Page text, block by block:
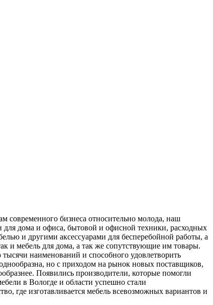
современного бизнеса относительно молода, наш
дома и офиса, бытовой и офисной техники, расходных
и другими аксессуарами для бесперебойной работы, а
и мебель для дома, а так же сопутствующие им товары.
наименований и способного удовлетворить
но с приходом на рынок новых поставщиков,
Появились производители, которые помогли
в Вологде и области успешно стали
где изготавливается мебель всевозможных вариантов и